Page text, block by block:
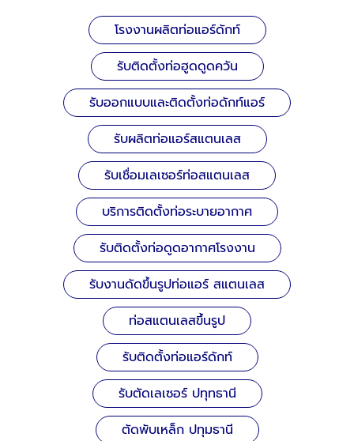
โรงงานผลิตท่อแอร์ดักท์
รับติดตั้งท่อฮูดดูดควัน
รับออกแบบและติดตั้งท่อดักท์แอร์
รับผลิตท่อแอร์สแตนเลส
รับเชื่อมเลเซอร์ท่อสแตนเลส
บริการติดตั้งท่อระบายอากาศ
รับติดตั้งท่อดูดอากาศโรงงาน
รับงานดัดขึ้นรูปท่อแอร์ สแตนเลส
ท่อสแตนเลสขึ้นรูป
รับติดตั้งท่อแอร์ดักท์
รับตัดเลเซอร์ ปทุทธานี
ตัดพับเหล็ก ปทุมธานี